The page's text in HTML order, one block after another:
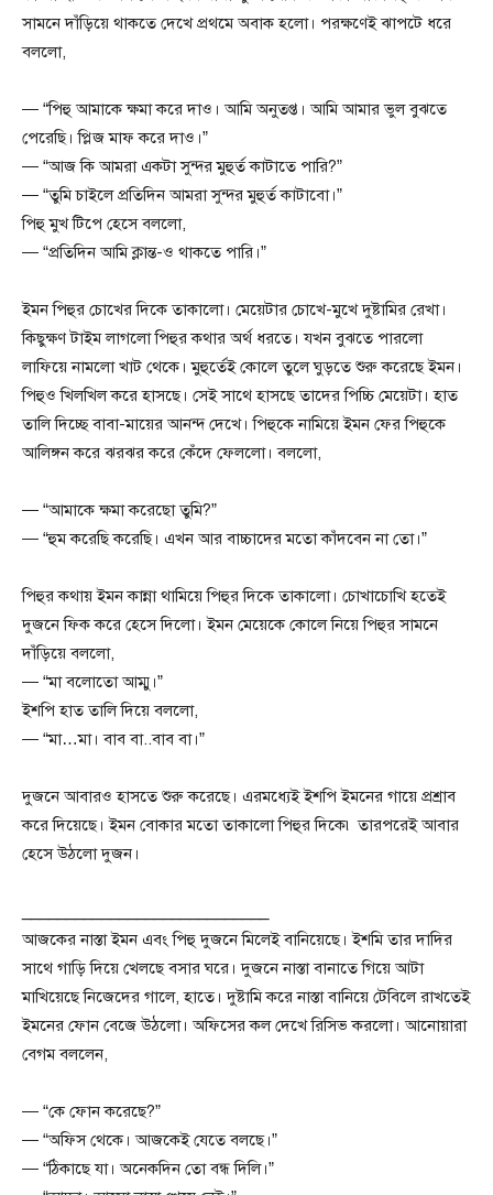
সামনে দাঁড়িয়ে থাকতে দেখে প্রথমে অবাক হলো। পরক্ষণেই ঝাপটে ধরে
বললো,
— “পিহু আমাকে ক্ষমা করে দাও। আমি অনুতপ্ত। আমি আমার ভুল বুঝতে
পেরেছি। প্লিজ মাফ করে দাও।”
— “আজ কি আমরা একটা সুন্দর মুহুর্ত কাটাতে পারি?”
— “তুমি চাইলে প্রতিদিন আমরা সুন্দর মুহুর্ত কাটাবো।”
পিহু মুখ টিপে হেসে বললো,
— “প্রতিদিন আমি ক্লান্ত-ও থাকতে পারি।”
ইমন পিহুর চোখের দিকে তাকালো। মেয়েটার চোখে-মুখে দুষ্টামির রেখা।
কিছুক্ষণ টাইম লাগলো পিহুর কথার অর্থ ধরতে। যখন বুঝতে পারলো
লাফিয়ে নামলো খাট থেকে। মুহুর্তেই কোলে তুলে ঘুড়তে শুরু করেছে ইমন।
পিহুও খিলখিল করে হাসছে। সেই সাথে হাসছে তাদের পিচ্চি মেয়েটা। হাত
তালি দিচ্ছে বাবা-মায়ের আনন্দ দেখে। পিহুকে নামিয়ে ইমন ফের পিহুকে
আলিঙ্গন করে ঝরঝর করে কেঁদে ফেললো। বললো,
— “আমাকে ক্ষমা করেছো তুমি?”
— “হুম করেছি করেছি। এখন আর বাচ্চাদের মতো কাঁদবেন না তো।”
পিহুর কথায় ইমন কান্না থামিয়ে পিহুর দিকে তাকালো। চোখাচোখি হতেই
দুজনে ফিক করে হেসে দিলো। ইমন মেয়েকে কোলে নিয়ে পিহুর সামনে
দাঁড়িয়ে বললো,
— “মা বলোতো আম্মু।”
ইশপি হাত তালি দিয়ে বললো,
— “মা…মা। বাব বা..বাব বা।”
দুজনে আবারও হাসতে শুরু করেছে। এরমধ্যেই ইশপি ইমনের গায়ে প্রশ্রাব
করে দিয়েছে। ইমন বোকার মতো তাকালো পিহুর দিকে৷ তারপরেই আবার
হেসে উঠলো দুজন।
আজকের নাস্তা ইমন এবং পিহু দুজনে মিলেই বানিয়েছে। ইশমি তার দাদির
সাথে গাড়ি দিয়ে খেলছে বসার ঘরে। দুজনে নাস্তা বানাতে গিয়ে আটা
মাখিয়েছে নিজেদের গালে, হাতে। দুষ্টামি করে নাস্তা বানিয়ে টেবিলে রাখতেই
ইমনের ফোন বেজে উঠলো। অফিসের কল দেখে রিসিভ করলো। আনোয়ারা
বেগম বললেন,
— “কে ফোন করেছে?”
— “অফিস থেকে। আজকেই যেতে বলছে।”
— “ঠিকাছে যা। অনেকদিন তো বন্ধ দিলি।”